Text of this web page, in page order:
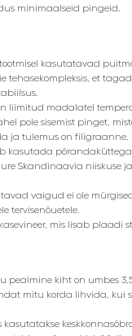
minimaalseid pingeid.
tootmisel kasutatavad
tehasekompleksis, et
liimitud madalatel
pole sisemist pinget,
ja tulemus on filigraanne.
kasutada
Skandinaavia niiskuse
vaigud ei ole
tervisenõuetele.
mis lisab plaadi
pealmine kiht on umbes
mitu korda lihvida, kui